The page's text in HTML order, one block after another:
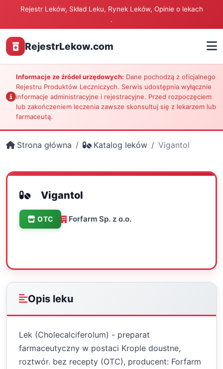
Rejestr Leków, Skład Leku, Rynek Leków, Opinie o lekach
.
RejestrLekow.com
Informacje ze źródeł urzędowych: Dane pochodzą z oficjalnego
Rejestru Produktów Leczniczych. Serwis udostępnia wyłącznie
informacje administracyjne i rejestracyjne. Przed rozpoczęciem
lub zakończeniem leczenia zawsze skonsultuj się z lekarzem lub
farmaceutą.
Strona główna Katalog leków Vigantol
Vigantol
OTC Forfarm Sp. z o.o.
Opis leku
Lek (Cholecalciferolum) - preparat
farmaceutyczny w postaci Krople doustne,
roztwór. bez recepty (OTC), producent: Forfarm